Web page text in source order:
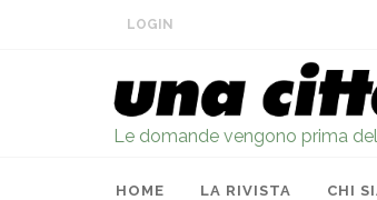
LOGIN
Le domande vengono prima
HOME LA RIVISTA CHI